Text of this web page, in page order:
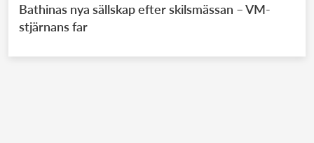
Bathinas nya sällskap efter skilsmässan – VM-
stjärnans far